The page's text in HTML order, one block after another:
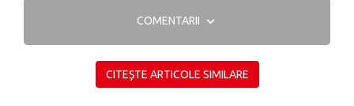
COMENTARII
CITEȘTE ARTICOLE SIMILARE